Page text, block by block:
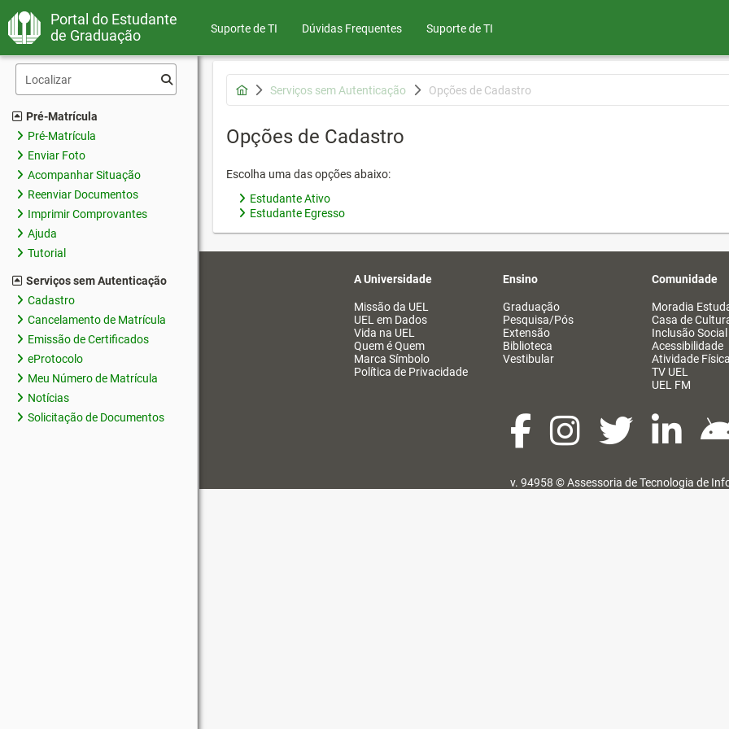
Portal do Estudante
de Graduação
Suporte de TI Dúvidas Frequentes Suporte de TI
Pré-Matrícula
Pré-Matrícula
Enviar Foto
Acompanhar Situação
Reenviar Documentos
Imprimir Comprovantes
Ajuda
Tutorial
Serviços sem Autenticação
Cadastro
Cancelamento de Matrícula
Emissão de Certificados
eProtocolo
Meu Número de Matrícula
Notícias
Solicitação de Documentos
Serviços sem Autenticação Opções de Cadastro
Opções de Cadastro
Escolha uma das opções abaixo:
Estudante Ativo
Estudante Egresso
A Universidade
Missão da UEL
UEL em Dados
Vida na UEL
Quem é Quem
Marca Símbolo
Política de Privacidade
Ensino
Graduação
Pesquisa/Pós
Extensão
Biblioteca
Vestibular
Comunidade
Moradia
Casa de
Inclusão Social
Acessibilidade
Atividade Física
TV UEL
UEL FM
v. 94958 ©Assessoria de Tecnologia de